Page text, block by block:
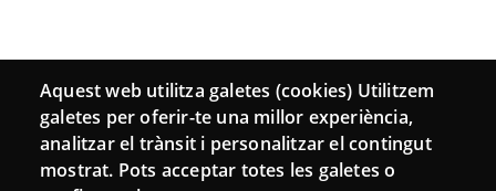
Aquest web utilitza galetes (cookies) Utilitzem
galetes per oferir-te una millor experiència,
analitzar el trànsit i personalitzar el contingut
mostrat. Pots acceptar totes les galetes o